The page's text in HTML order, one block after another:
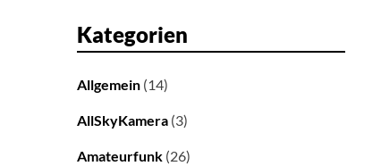
Kategorien
Allgemein (14)
AllSkyKamera (3)
Amateurfunk (26)